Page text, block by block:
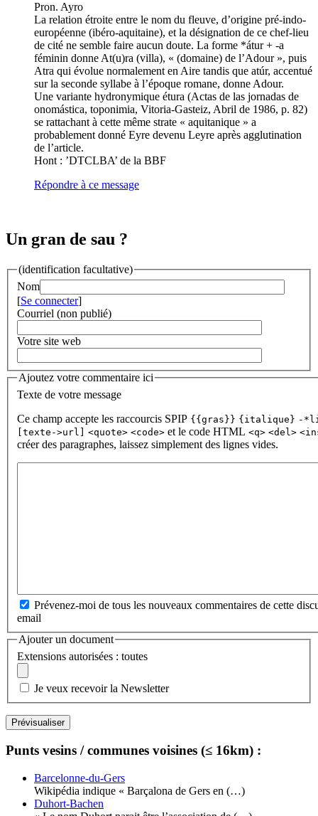
Pron. Ayro
La relation étroite entre le nom du fleuve, d’origine pré-indo-
européenne (ibéro-aquitaine), et la désignation de ce chef-lieu
de cité ne semble faire aucun doute. La forme *átur + -a
féminin donne At(u)ra (villa), « (domaine) de l’Adour », puis
Atra qui évolue normalement en Aire tandis que atúr, accentué
sur la seconde syllabe à l’époque romane, donne Adour.
Une variante hydronymique étura (Actas de las jornadas de
onomástica, toponimia, Vitoria-Gasteiz, Abril de 1986, p. 82)
se rattachant à cette même strate « aquitanique » a
probablement donné Eyre devenu Leyre après agglutination
de l’article.
Hont : ’DTCLBA’ de la BBF
Répondre à ce message
Un gran de sau ?
(identification facultative)
Nom
[Se connecter]
Courriel (non publié)
Votre site web
Ajoutez votre commentaire ici
Texte de votre message
Ce champ accepte les raccourcis SPIP {{gras}} {italique} -
[texte->url]
<quote> <code> et le code HTML <q> <del>
créer des paragraphes, laissez simplement des lignes vides.
Prévenez-moi de tous les nouveaux commentaires de cette
email
Ajouter un document
Extensions autorisées : toutes
Je veux recevoir la Newsletter
Punts vesins / communes voisines (≤ 16km) :
Barcelonne-du-Gers
Wikipédia indique « Barçalona de Gers en (…)
Duhort-Bachen